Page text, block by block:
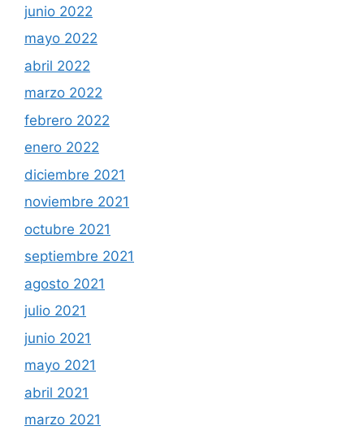
junio 2022
mayo 2022
abril 2022
marzo 2022
febrero 2022
enero 2022
diciembre 2021
noviembre 2021
octubre 2021
septiembre 2021
agosto 2021
julio 2021
junio 2021
mayo 2021
abril 2021
marzo 2021